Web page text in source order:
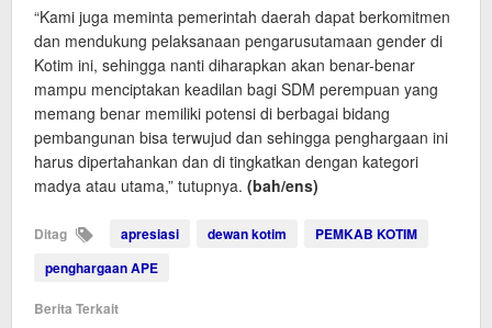
“Kami juga meminta pemerintah daerah dapat berkomitmen
dan mendukung pelaksanaan pengarusutamaan gender di
Kotim ini, sehingga nanti diharapkan akan benar-benar
mampu menciptakan keadilan bagi SDM perempuan yang
memang benar memiliki potensi di berbagai bidang
pembangunan bisa terwujud dan sehingga penghargaan ini
harus dipertahankan dan di tingkatkan dengan kategori
madya atau utama,” tutupnya. (bah/ens)
Ditag apresiasi dewan kotim
PEMKAB KOTIM
penghargaan APE
Berita Terkait